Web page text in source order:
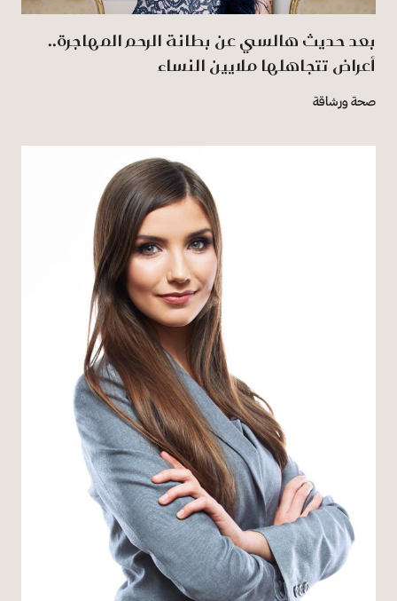
بعد حديث هالسي عن بطانة الرحم المهاجرة..
أعراض تتجاهلها ملايين النساء
صحة ورشاقة